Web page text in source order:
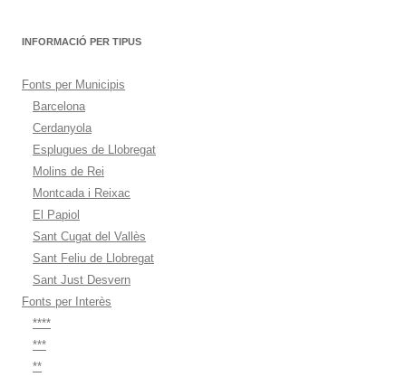
INFORMACIÓ PER TIPUS
Fonts per Municipis
Barcelona
Cerdanyola
Esplugues de Llobregat
Molins de Rei
Montcada i Reixac
El Papiol
Sant Cugat del Vallès
Sant Feliu de Llobregat
Sant Just Desvern
Fonts per Interès
****
***
**